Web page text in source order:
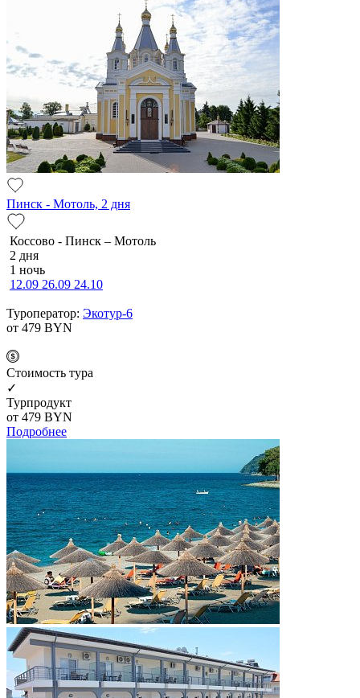
Пинск - Мотоль, 2 дня
Коссово - Пинск – Мотоль
2 дня
1 ночь
12.09 26.09 24.10
Туроператор: Экотур-6
от 479 BYN
Cтоимость тура
✓
Турпродукт
от 479 BYN
Подробнее